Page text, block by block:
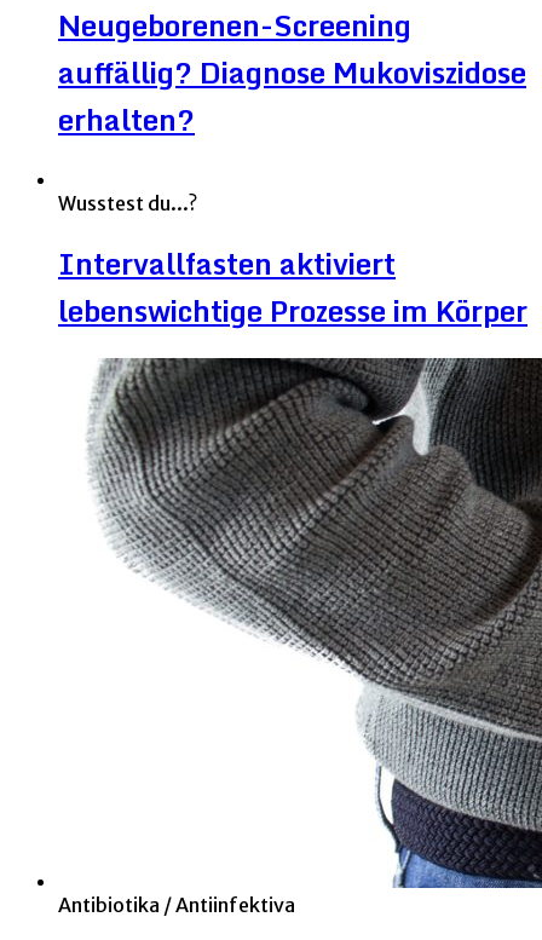
Neugeborenen-Screening
auffällig? Diagnose Mukoviszidose
erhalten?
Wusstest du...?
Intervallfasten aktiviert
lebenswichtige Prozesse im Körper
Antibiotika / Antiinfektiva